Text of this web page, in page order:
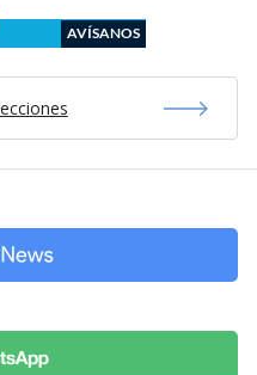
AVÍSANOS